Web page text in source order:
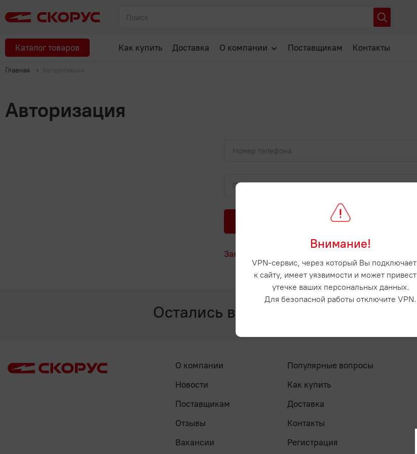
Каталог товаров Как купить Доставка О компании Поставщикам Контакты
Главная
Авторизация
Войти
Заявка на регистрацию
Остались вопросы? Напишите нам
О компании
Новости
Поставщикам
Отзывы
Вакансии
Популярные вопросы
Как купить
Доставка
Контакты
Регистрация
Внимание!
VPN-сервис, через который Вы
к сайту, имеет уязвимости и может
утечке ваших персональных данных.
Для безопасной работы отключите VPN.